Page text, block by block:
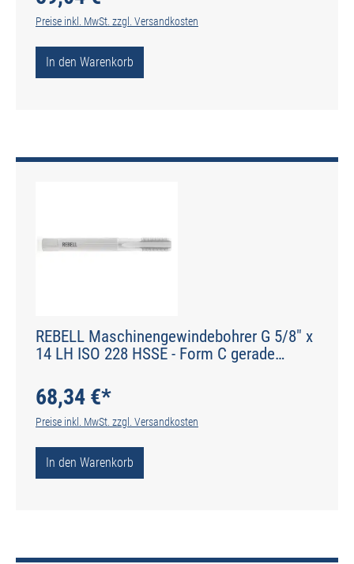
Preise inkl. MwSt. zzgl. Versandkosten
In den Warenkorb
REBELL Maschinengewindebohrer G 5/8" x
14 LH ISO 228 HSSE - Form C gerade
68,34 €*
Preise inkl. MwSt. zzgl. Versandkosten
In den Warenkorb